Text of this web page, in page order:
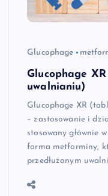
Glucophage
Glucophage
uwalnianiu)
Glucophage XR
– zastosowanie i
stosowany głównie
forma metforminy,
przedłużonym